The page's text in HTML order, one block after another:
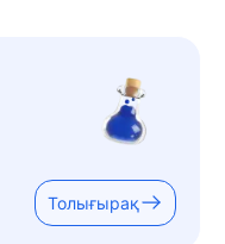
Толығырақ